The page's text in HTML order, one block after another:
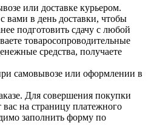
или доставке курьером.
вами в день доставки, чтобы
подготовить сдачу с любой
товаросопроводительные
средства, получаете
самовывозе или оформлении в
Для совершения покупки
вас на страницу платежного
заполнить форму по